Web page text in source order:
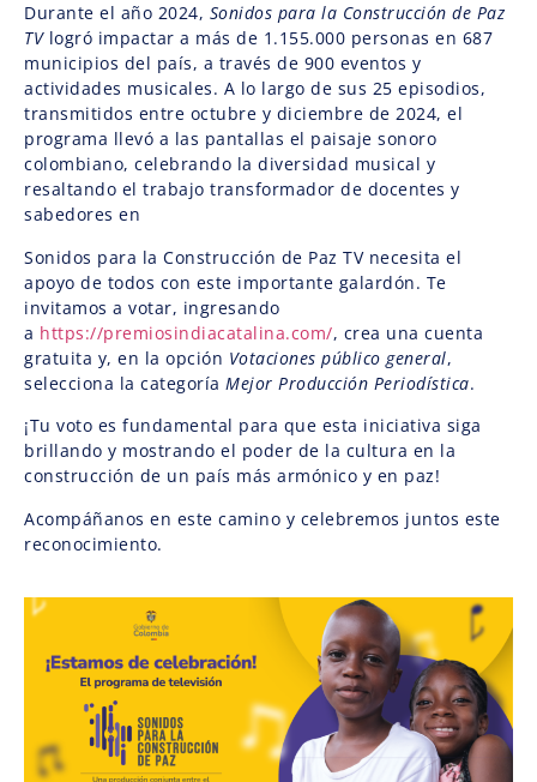
Durante el año 2024, Sonidos para la Construcción de Paz
TVlogró impactar a más de 1.155.000 personas en 687
municipios del país, a través de 900 eventos y
actividades musicales. A lo largo de sus 25 episodios,
transmitidos entre octubre y diciembre de 2024, el
programa llevó a las pantallas el paisaje sonoro
colombiano, celebrando la diversidad musical y
resaltando el trabajo transformador de docentes y
sabedores en
Sonidos para la Construcción de Paz TV necesita el
apoyo de todos con este importante galardón. Te
invitamos a votar, ingresando
a https://premiosindiacatalina.com/, crea una cuenta
gratuita y, en la opción Votaciones público general,
selecciona la categoría Mejor Producción Periodística.
¡Tu voto es fundamental para que esta iniciativa siga
brillando y mostrando el poder de la cultura en la
construcción de un país más armónico y en paz!
Acompáñanos en este camino y celebremos juntos este
reconocimiento.